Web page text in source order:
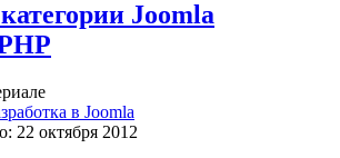
Joomla
в Joomla
22 октября 2012